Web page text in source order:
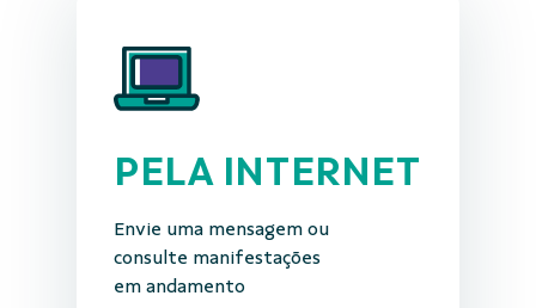
PELA INTERNET
Envie uma mensagem ou
consulte manifestações
em andamento